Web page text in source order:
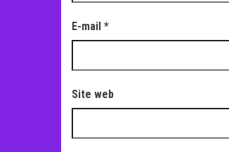
E-mail *
Site web